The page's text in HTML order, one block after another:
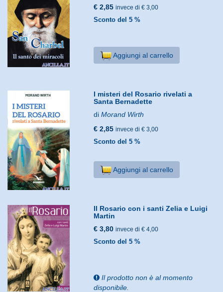
€ 2,85 invece di € 3,00
Sconto del 5 %
Aggiungi al carrello
I misteri del Rosario rivelati a
Santa Bernadette
diMorand Wirth
€ 2,85 invece di € 3,00
Sconto del 5 %
Aggiungi al carrello
Il Rosario con i santi Zelia e Luigi
Martin
€ 3,80 invece di € 4,00
Sconto del 5 %
Il prodotto non è al momento
disponibile.